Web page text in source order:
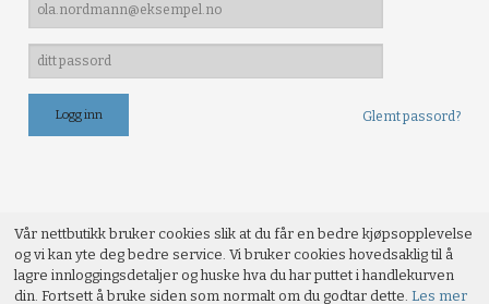
Glemt passord?
Vår nettbutikk bruker cookies slik at du får en bedre kjøpsopplevelse
og vi kan yte deg bedre service. Vi bruker cookies hovedsaklig til å
lagre innloggingsdetaljer og huske hva du har puttet i handlekurven
din. Fortsett å bruke siden som normalt om du godtar dette.Les mer